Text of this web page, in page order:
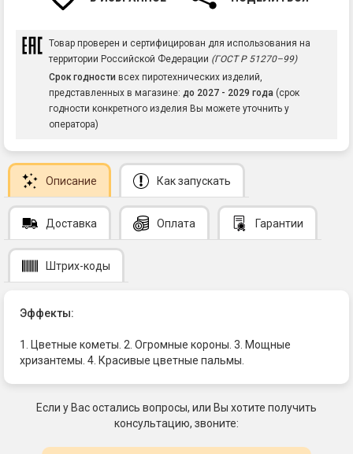
Товар проверен и сертифицирован для использования на
территории Российской Федерации (ГОСТ Р 51270–99)
Срок годности всех пиротехнических изделий,
представленных в магазине: до 2027 - 2029 года (срок
годности конкретного изделия Вы можете уточнить у
оператора)
Описание Как запускать
Доставка Оплата Гарантии
Штрих-коды
Эффекты:
1. Цветные кометы. 2. Огромные короны. 3. Мощные
хризантемы. 4. Красивые цветные пальмы.
Если у Вас остались вопросы, или Вы хотите получить
консультацию, звоните: